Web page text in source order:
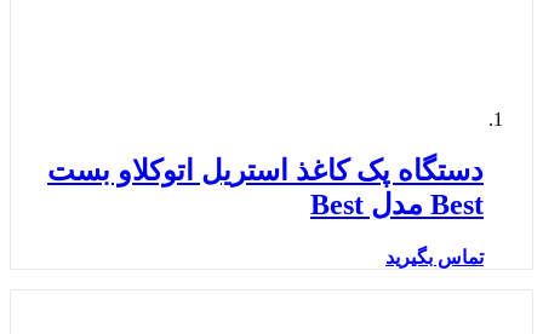
دستگاه پک کاغذ استریل اتوکلاو بست
Best مدل Best
تماس بگیرید